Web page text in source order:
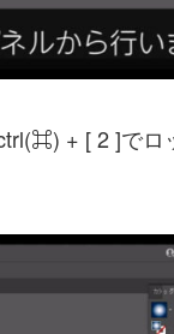
+ [ 2 ]でロ